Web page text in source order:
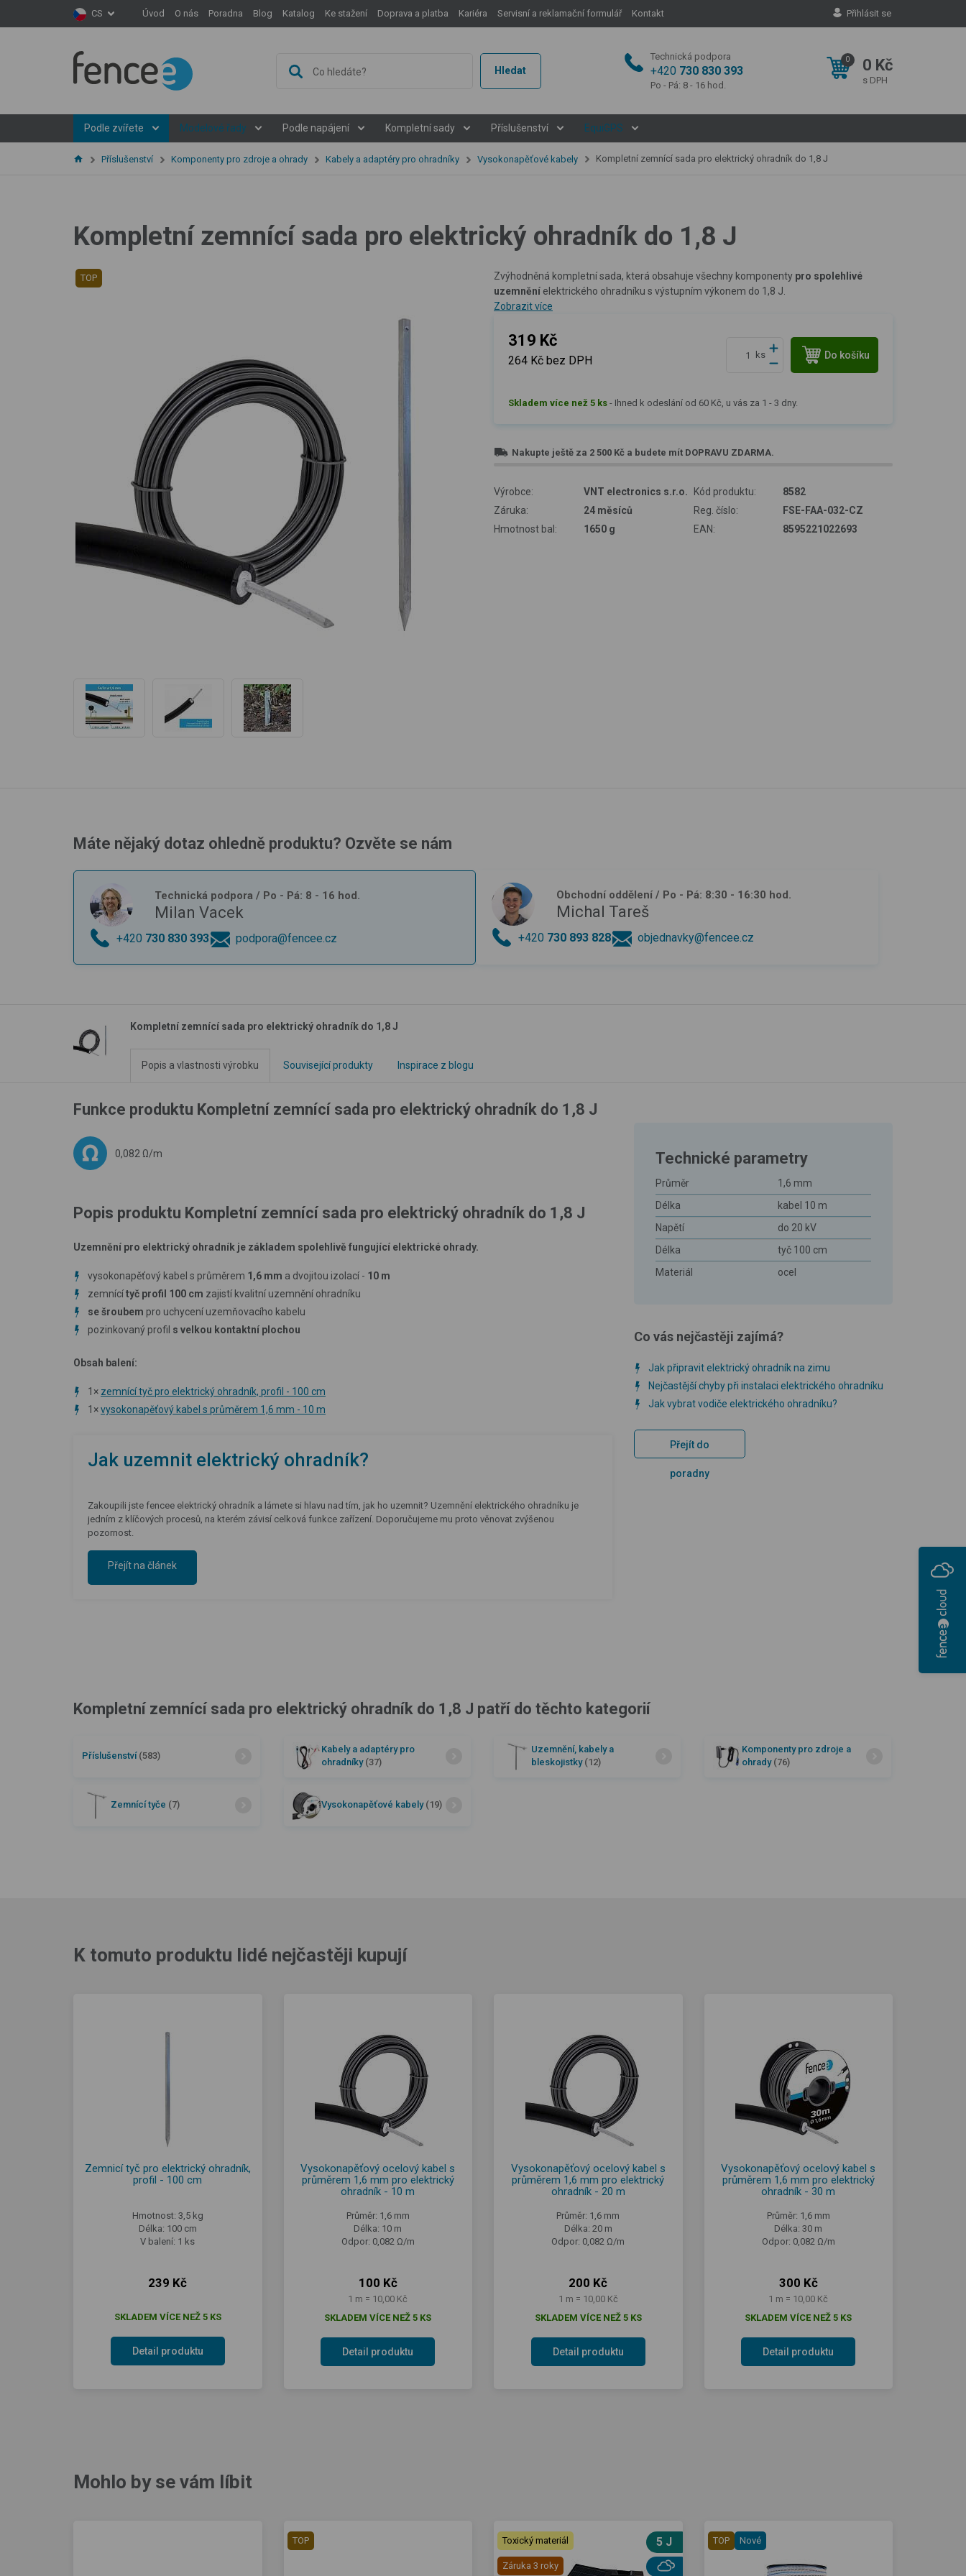
CS Úvod O nás Poradna Blog Katalog Ke stažení Doprava a platba Kariéra Servisní a reklamační formulář Kontakt Přihlásit se
Hledat
Technická podpora
+420 730 830 393
Po - Pá: 8 - 16 hod.
0 0 Kč
s DPH
Podle zvířete Modelové řady Podle napájení Kompletní sady Příslušenství EquiGPS
Příslušenství Komponenty pro zdroje a ohrady Kabely a adaptéry pro ohradníky Vysokonapěťové kabely Kompletní zemnící sada pro elektrický ohradník do 1,8 J
Kompletní zemnící sada pro elektrický ohradník do 1,8 J
TOP Zvýhodněná kompletní sada, která obsahuje všechny komponenty pro spolehlivé
uzemnění elektrického ohradníku s výstupním výkonem do 1,8 J.
Zobrazit více
319 Kč
264 Kč bez DPH ks Do košíku
Skladem více než 5 ks - Ihned k odeslání od 60 Kč, u vás za 1 - 3 dny.
Nakupte ještě za 2 500 Kč a budete mít DOPRAVU ZDARMA.
Výrobce: VNT electronics s.r.o. Kód produktu:
8582
Záruka:
24 měsíců Reg. číslo:
FSE-FAA-032-CZ
Hmotnost bal:
1650 g EAN: 8595221022693
Máte nějaký dotaz ohledně produktu? Ozvěte se nám
Technická podpora / Po - Pá: 8 - 16 hod.
Milan Vacek
+420 730 830 393 podpora@fencee.cz
Obchodní oddělení / Po - Pá: 8:30 - 16:30 hod.
Michal Tareš
+420 730 893 828 objednavky@fencee.cz
Kompletní zemnící sada pro elektrický ohradník do 1,8 J
Popis a vlastnosti výrobku Související produkty Inspirace z blogu
Funkce produktu Kompletní zemnící sada pro elektrický ohradník do 1,8 J
0,082 Ω/m
Popis produktu Kompletní zemnící sada pro elektrický ohradník do 1,8 J
Uzemnění pro elektrický ohradník je základem spolehlivě fungující elektrické ohrady.
vysokonapěťový kabel s průměrem 1,6 mm a dvojitou izolací - 10 m
zemnícítyč profil 100 cm zajistí kvalitní uzemnění ohradníku
se šroubem pro uchycení uzemňovacího kabelu
pozinkovaný profil s velkou kontaktní plochou
Obsah balení:
1× zemnící tyč pro elektrický ohradník, profil - 100 cm
1×vysokonapěťový kabel s průměrem 1,6 mm - 10 m
Jak uzemnit elektrický ohradník?
Zakoupili jste fencee elektrický ohradník a lámete si hlavu nad tím, jak ho uzemnit? Uzemnění elektrického ohradníku je
jedním z klíčových procesů, na kterém závisí celková funkce zařízení. Doporučujeme mu proto věnovat zvýšenou
pozornost.
Přejít na článek
Technické parametry
Průměr
1,6 mm
Délka
kabel 10 m
Napětí
do 20 kV
Délka
tyč 100 cm
Materiál
ocel
Co vás nejčastěji zajímá?
Jak připravit elektrický ohradník na zimu
Nejčastější chyby při instalaci elektrického ohradníku
Jak vybrat vodiče elektrického ohradníku?
Přejít do
poradny
Kompletní zemnící sada pro elektrický ohradník do 1,8 J patří do těchto kategorií
Příslušenství (583)
Kabely a adaptéry pro
ohradníky (37)
Uzemnění, kabely a
bleskojistky (12)
Komponenty pro zdroje a
ohrady (76)
Zemnící tyče (7) Vysokonapěťové kabely (19)
K tomuto produktu lidé nejčastěji kupují
Zemnicí tyč pro elektrický ohradník,
profil - 100 cm
Hmotnost: 3,5 kg
Délka: 100 cm
V balení: 1 ks
239 Kč
SKLADEM VÍCE NEŽ 5 KS
Detail produktu
Vysokonapěťový ocelový kabel s
průměrem 1,6 mm pro elektrický
ohradník - 10 m
Průměr: 1,6 mm
Délka: 10 m
Odpor: 0,082 Ω/m
100 Kč
1 m = 10,00 Kč
SKLADEM VÍCE NEŽ 5 KS
Detail produktu
Vysokonapěťový ocelový kabel s
průměrem 1,6 mm pro elektrický
ohradník - 20 m
Průměr: 1,6 mm
Délka: 20 m
Odpor: 0,082 Ω/m
200 Kč
1 m = 10,00 Kč
SKLADEM VÍCE NEŽ 5 KS
Detail produktu
Vysokonapěťový ocelový kabel s
průměrem 1,6 mm pro elektrický
ohradník - 30 m
Průměr: 1,6 mm
Délka: 30 m
Odpor: 0,082 Ω/m
300 Kč
1 m = 10,00 Kč
SKLADEM VÍCE NEŽ 5 KS
Detail produktu
Mohlo by se vám líbit
TOP Toxický materiál
Záruka 3 roky
5 J TOP Nové